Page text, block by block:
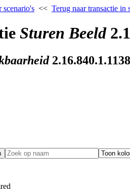
scenario's << Terug naar transactie in
Sturen Beeld